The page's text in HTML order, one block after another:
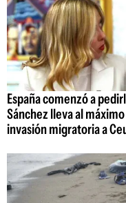
España comenzó a
Sánchez lleva al
invasión migratoria a